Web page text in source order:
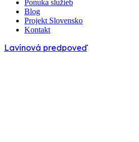
Ponuka služieb
Blog
Projekt Slovensko
Kontakt
Lavínová predpoveď